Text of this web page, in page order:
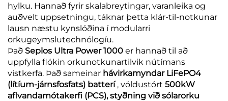
hylku. Hannað fyrir skalabreytingar, varanleika og
auðvelt uppsetningu, táknar þetta klár-til-notkunar
lausn næstu kynslóðina í modularri
orkugeymslutechnólogíu.
Það Seplos Ultra Power 1000 er hannað til að
uppfylla flókin orkunotkunartilvik nútímans
vistkerfa. Það sameinar hávirkamyndar LiFePO4
(lítíum-járnsfosfats) batterí, völdustórt 500kW
aflvandamótakerfi (PCS), styðning við sólarorku